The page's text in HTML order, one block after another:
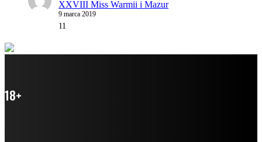
XXVIII Miss Warmii i Mazur
9 marca 2019
11
18+